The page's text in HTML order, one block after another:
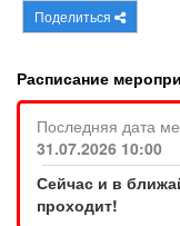
Товары
ТВ программа
Поделиться
Расписание
Последняя дата
31.07.2026 10:00
Сейчас и в
проходит!